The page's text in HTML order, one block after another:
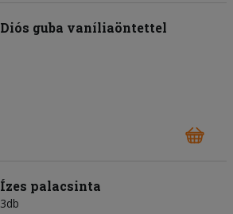
Diós guba vaníliaöntettel
Ízes palacsinta
3db